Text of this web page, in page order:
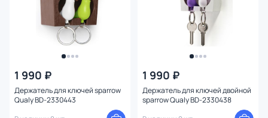
1 990 ₽
Держатель для ключей sparrow
Qualy BD-2330443
1 990 ₽
Держатель для ключей двойной
sparrow Qualy BD-2330438